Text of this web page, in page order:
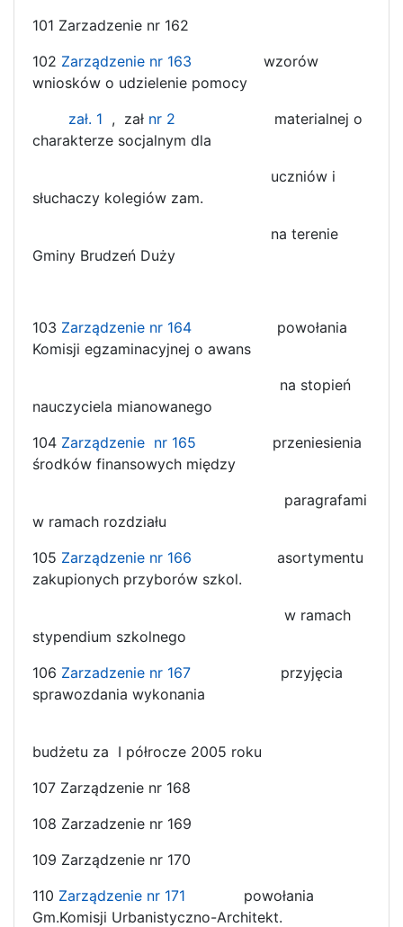
101 Zarzadzenie nr 162
102 Zarządzenie nr 163 wzorów
wniosków o udzielenie pomocy
zał. 1 , zał nr 2
materialnej o
charakterze socjalnym dla
uczniów i
słuchaczy kolegiów zam.
na terenie
Gminy Brudzeń Duży
103 Zarządzenie nr 164 powołania
Komisji egzaminacyjnej o awans
na stopień
nauczyciela mianowanego
104 Zarządzenie nr 165 przeniesienia
środków finansowych między
paragrafami
w ramach rozdziału
105 Zarządzenie nr 166 asortymentu
zakupionych przyborów szkol.
w ramach
stypendium szkolnego
106 Zarzadzenie nr 167 przyjęcia
sprawozdania wykonania
budżetu za I półrocze 2005 roku
107 Zarządzenie nr 168
108 Zarzadzenie nr 169
109 Zarządzenie nr 170
110 Zarządzenie nr 171 powołania
Gm.Komisji Urbanistyczno-Architekt.